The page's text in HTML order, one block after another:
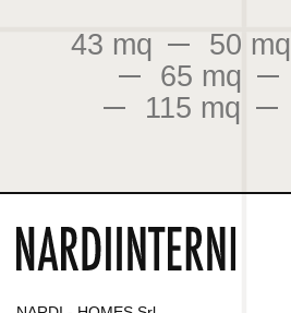
43 mq 50 mq
65 mq
115 mq